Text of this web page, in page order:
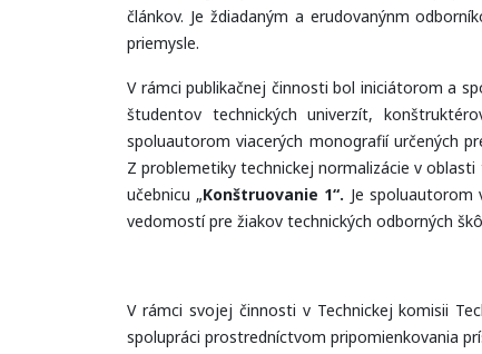
článkov. Je ždiadaným a erudovanýnm
priemysle.
V rámci publikačnej činnosti bol iniciátorom a
študentov technických univerzít,
spoluautorom viacerých monografií určených
Z problemetiky technickej normalizácie v
učebnicu „Konštruovanie 1“. Je
vedomostí pre žiakov technických odborných
V rámci svojej činnosti v Technickej komisii
spolupráci prostredníctvom pripomienkovania